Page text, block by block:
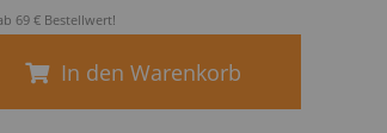
69 € Bestellwert!
In den Warenkorb